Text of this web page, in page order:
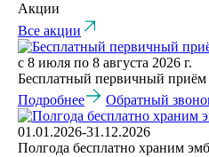
Акции
Все акции
с 8 июля по 8 августа 2026 г.
Бесплатный первичный приём
Подробнее
Обратный
01.01.2026-31.12.2026
Полгода бесплатно храним